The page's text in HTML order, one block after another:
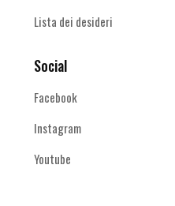
Lista dei desideri
Social
Facebook
Instagram
Youtube